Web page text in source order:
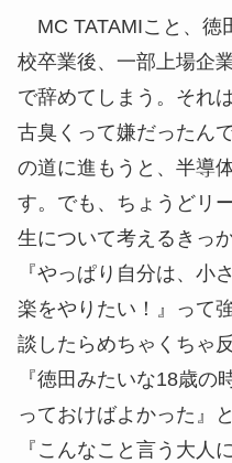
MC TATAMIこと、徳
校卒業後、一部上場企
で辞めてしまう。それ
古臭くって嫌だったん
の道に進もうと、半導
す。でも、ちょうどリ
生について考えるきっ
『やっぱり自分は、小
楽をやりたい！』って
談したらめちゃくちゃ
『徳田みたいな18歳の
っておけばよかった』
『こんなこと言う大人